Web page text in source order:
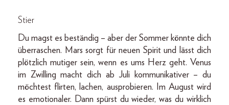
Stier
Du magst es beständig – aber der Sommer könnte dich
überraschen. Mars sorgt für neuen Spirit und lässt dich
plötzlich mutiger sein, wenn es ums Herz geht. Venus
im Zwilling macht dich ab Juli kommunikativer – du
möchtest flirten, lachen, ausprobieren. Im August wird
es emotionaler. Dann spürst du wieder, was du wirklich